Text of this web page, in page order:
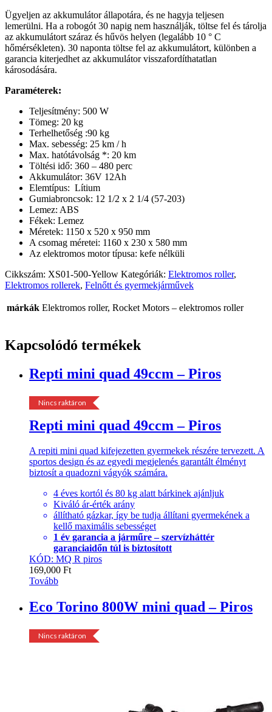
Ügyeljen az akkumulátor állapotára, és ne hagyja teljesen
lemerülni. Ha a robogót 30 napig nem használják, töltse fel és tárolja
az akkumulátort száraz és hűvös helyen (legalább 10 ° C
hőmérsékleten). 30 naponta töltse fel az akkumulátort, különben a
garancia kiterjedhet az akkumulátor visszafordíthatatlan
károsodására.
Paraméterek:
Teljesítmény: 500 W
Tömeg: 20 kg
Terhelhetőség :90 kg
Max. sebesség: 25 km / h
Max. hatótávolság *: 20 km
Töltési idő: 360 – 480 perc
Akkumulátor: 36V 12Ah
Elemtípus: Lítium
Gumiabroncsok: 12 1/2 x 2 1/4 (57-203)
Lemez: ABS
Fékek: Lemez
Méretek: 1150 x 520 x 950 mm
A csomag méretei: 1160 x 230 x 580 mm
Az elektromos motor típusa: kefe nélküli
Cikkszám: XS01-500-Yellow Kategóriák: Elektromos roller,
Elektromos rollerek, Felnőtt és gyermekjárművek
márkák Elektromos roller, Rocket Motors – elektromos roller
Kapcsolódó termékek
Nincs raktáron
Repti mini quad 49ccm – Piros
Repti mini quad 49ccm – Piros
A repiti mini quad kifejezetten gyermekek részére tervezett. A
sportos design és az egyedi megjelenés garantált élményt
biztosít a quadozni vágyók számára.
4 éves kortól és 80 kg alatt bárkinek ajánljuk
Kiváló ár-érték arány
állítható gázkar, így be tudja állítani gyermekének a
kellő maximális sebességet
1 év garancia a járműre – szervízháttér
garanciaidőn túl is biztosított
KÓD: MQ R piros
169,000 Ft
Tovább
Nincs raktáron
Eco Torino 800W mini quad – Piros